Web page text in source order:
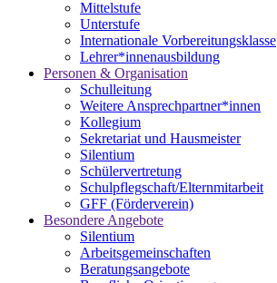
Mittelstufe
Unterstufe
Internationale Vorbereitungsklasse
Lehrer*innenausbildung
Personen & Organisation
Schulleitung
Weitere Ansprechpartner*innen
Kollegium
Sekretariat und Hausmeister
Silentium
Schülervertretung
Schulpflegschaft/Elternmitarbeit
GFF (Förderverein)
Besondere Angebote
Silentium
Arbeitsgemeinschaften
Beratungsangebote